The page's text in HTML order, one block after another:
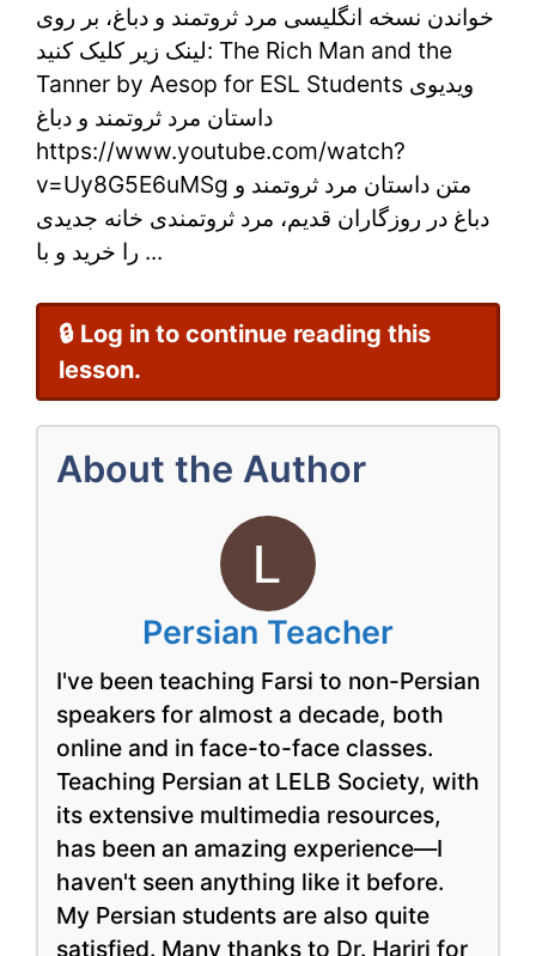
آموزش
فارسی
انگلیسی
خواندن نسخه انگلیسی مرد ثروتمند و دباغ، بر روی
لینک زیر کلیک کنید: The Rich Man and the
Tanner by Aesop for ESL Students ویدیوی
داستان مرد ثروتمند و دباغ
https://www.youtube.com/watch?
v=Uy8G5E6uMSg متن داستان مرد ثروتمند و
دباغ در روزگاران قدیم، مرد ثروتمندی خانه جدیدی
را خرید و با ...
🔒 Log in to continue reading this
lesson.
About the Author
Persian Teacher
I've been teaching Farsi to non-Persian
speakers for almost a decade, both
online and in face-to-face classes.
Teaching Persian at LELB Society, with
its extensive multimedia resources,
has been an amazing experience—I
haven't seen anything like it before.
My Persian students are also quite
satisfied. Many thanks to Dr. Hariri for